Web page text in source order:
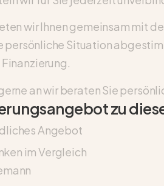
wir Ihnen gemeinsam mit
persönliche Situation
an wir beraten Sie
zu
Angebot
im Vergleich